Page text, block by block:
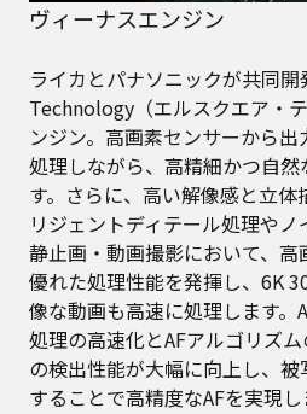
ヴィーナスエンジン
ライカとパナソニックが共同開
Technology（エルスクエア・
ンジン。高画素センサーから
処理しながら、高精細かつ自
す。さらに、高い解像感と立
リジェントディテール処理や
静止画・動画撮影において、
優れた処理性能を発揮し、6K
像な動画も高速に処理します。
処理の高速化とAFアルゴリズ
の検出性能が大幅に向上し、
することで高精度なAFを実現し